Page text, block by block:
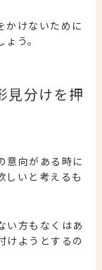
かけないために
う。
見分けを押
意向がある時に
しいと考えるも
い方もなくはあ
けようとするの